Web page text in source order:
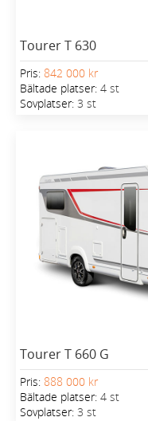
Tourer T 630
Pris: 842 000 kr
Bältade platser: 4 st
Sovplatser: 3 st
Tourer T 660 G
Pris: 888 000 kr
Bältade platser: 4 st
Sovplatser: 3 st